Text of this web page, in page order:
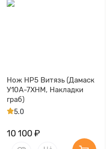
Нож НР5 Витязь (Дамаск
У10А-7ХНМ, Накладки
граб)
5.0
10 100 ₽